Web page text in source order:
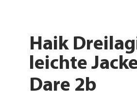
Haik
leichte
Dare 2b